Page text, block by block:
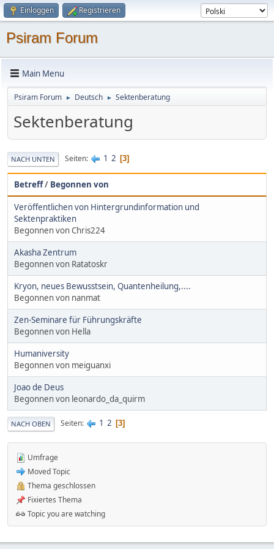
Einloggen Registrieren
Psiram Forum
Main Menu
Psiram Forum ► Deutsch ► Sektenberatung
Sektenberatung
NACH UNTEN Seiten 1 2 3
Betreff/ Begonnen von
Veröffentlichen von Hintergrundinformation und
Sektenpraktiken
Begonnen von Chris224
Akasha Zentrum
Begonnen von Ratatoskr
Kryon, neues Bewusstsein, Quantenheilung,....
Begonnen von nanmat
Zen-Seminare für Führungskräfte
Begonnen von Hella
Humaniversity
Begonnen von meiguanxi
Joao de Deus
Begonnen von leonardo_da_quirm
NACH OBEN Seiten 1 2 3
Umfrage
Moved Topic
Thema geschlossen
Fixiertes Thema
Topic you are watching